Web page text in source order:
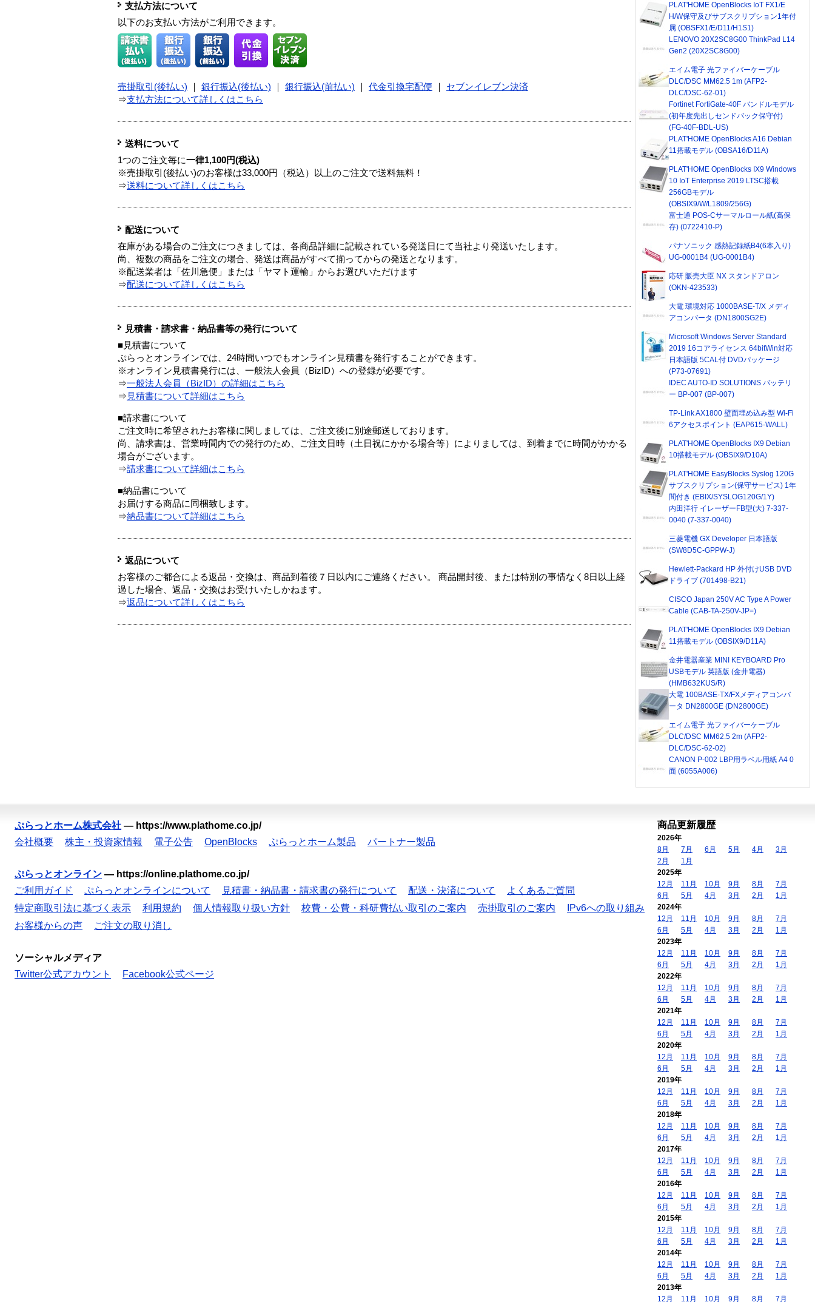
支払方法について
以下のお支払い方法がご利用できます。
売掛取引(後払い) 銀行振込(後払い) 銀行振込(前払い) 代金引換宅配便
セブンイレブン決済
⇒支払方法について詳しくはこちら
送料について
1つのご注文毎に一律1,100円(税込)
※売掛取引(後払い)のお客様は33,000円（税込）以上のご注文で送料無料！
⇒送料について詳しくはこちら
配送について
在庫がある場合のご注文につきましては、各商品詳細に記載されている発送日にて当社より発送いたします。
尚、複数の商品をご注文の場合、発送は商品がすべて揃ってからの発送となります。
※配送業者は「佐川急便」または「ヤマト運輸」からお選びいただけます
⇒配送について詳しくはこちら
見積書・請求書・納品書等の発行について
■見積書について
ぷらっとオンラインでは、24時間いつでもオンライン見積書を発行することができます。
※オンライン見積書発行には、一般法人会員（BizID）への登録が必要です。
⇒一般法人会員（BizID）の詳細はこちら
⇒ 見積書について詳細はこちら
■請求書について
ご注文時に希望されたお客様に関しましては、ご注文後に別途郵送しております。
尚、請求書は、営業時間内での発行のため、ご注文日時（土日祝にかかる場合等）によりましては、到着までに時間がかかる
場合がございます。
⇒請求書について詳細はこちら
■納品書について
お届けする商品に同梱致します。
⇒納品書について詳細はこちら
返品について
お客様のご都合による返品・交換は、商品到着後７日以内にご連絡ください。 商品開封後、または特別の事情なく8日以上経
過した場合、返品・交換はお受けいたしかねます。
⇒返品について詳しくはこちら
PLAT'HOME OpenBlocks IoT FX1/E
H/W保守及びサブスクリプション1年付
属 (OBSFX1/E/D11/H1S1)
LENOVO 20X2SC8G00 ThinkPad L14
Gen2 (20X2SC8G00)
エイム電子 光ファイバーケーブル
DLC/DSC MM62.5 1m (AFP2-
DLC/DSC-62-01)
Fortinet FortiGate-40F バンドルモデル
(初年度先出しセンドバック保守付)
(FG-40F-BDL-US)
PLAT'HOME OpenBlocks A16 Debian
11搭載モデル (OBSA16/D11A)
PLAT'HOME OpenBlocks IX9 Windows
10 IoT Enterprise 2019 LTSC搭載
256GBモデル
(OBSIX9/W/L1809/256G)
富士通 POS-Cサーマルロール紙(高保
存) (0722410-P)
パナソニック 感熱記録紙B4(6本入り)
UG-0001B4 (UG-0001B4)
応研 販売大臣 NX スタンドアロン
(OKN-423533)
大電 環境対応 1000BASE-T/X メディ
アコンバータ (DN1800SG2E)
Microsoft Windows Server Standard
2019 16コアライセンス 64bitWin対応
日本語版 5CAL付 DVDパッケージ
(P73-07691)
IDEC AUTO-ID SOLUTIONS バッテリ
ー BP-007 (BP-007)
TP-Link AX1800 壁面埋め込み型 Wi-Fi
6アクセスポイント (EAP615-WALL)
PLAT'HOME OpenBlocks IX9 Debian
10搭載モデル (OBSIX9/D10A)
PLAT'HOME EasyBlocks Syslog 120G
サブスクリプション(保守サービス) 1年
間付き (EBIX/SYSLOG120G/1Y)
内田洋行 イレーザーFB型(大) 7-337-
0040 (7-337-0040)
三菱電機 GX Developer 日本語版
(SW8D5C-GPPW-J)
Hewlett-Packard HP 外付けUSB DVD
ドライブ (701498-B21)
CISCO Japan 250V AC Type A Power
Cable (CAB-TA-250V-JP=)
PLAT'HOME OpenBlocks IX9 Debian
11搭載モデル (OBSIX9/D11A)
金井電器産業 MINI KEYBOARD Pro
USBモデル 英語版 (金井電器)
(HMB632KUS/R)
大電 100BASE-TX/FXメディアコンバ
ータ DN2800GE (DN2800GE)
エイム電子 光ファイバーケーブル
DLC/DSC MM62.5 2m (AFP2-
DLC/DSC-62-02)
CANON P-002 LBP用ラベル用紙 A4 0
面 (6055A006)
ぷらっとホーム株式会社 — https://www.plathome.co.jp/
会社概要
株主・投資家情報 電子公告 OpenBlocks ぷらっとホーム製品 パートナー製品
ぷらっとオンライン — https://online.plathome.co.jp/
ご利用ガイド
ぷらっとオンラインについて 見積書・納品書・請求書の発行について 配送・決済について
よくあるご質問
特定商取引法に基づく表示
利用規約 個人情報取り扱い方針 校費・公費・科研費払い取引のご案内 売掛取引のご案内
IPv6への取り組み
お客様からの声
ご注文の取り消し
ソーシャルメディア
Twitter公式アカウント
Facebook公式ページ
商品更新履歴
2026年
8月
7月 6月 5月 4月
3月
2月
1月
2025年
12月
11月 10月 9月 8月
7月
6月
5月 4月 3月 2月
1月
2024年
12月
11月 10月 9月 8月
7月
6月
5月 4月 3月 2月
1月
2023年
12月
11月 10月 9月 8月
7月
6月
5月 4月 3月 2月
1月
2022年
12月
11月 10月 9月 8月
7月
6月
5月 4月 3月 2月
1月
2021年
12月
11月 10月 9月 8月
7月
6月
5月 4月 3月 2月
1月
2020年
12月
11月 10月 9月 8月
7月
6月
5月 4月 3月 2月
1月
2019年
12月
11月 10月 9月 8月
7月
6月
5月 4月 3月 2月
1月
2018年
12月
11月 10月 9月 8月
7月
6月
5月 4月 3月 2月
1月
2017年
12月
11月 10月 9月 8月
7月
6月
5月 4月 3月 2月
1月
2016年
12月
11月 10月 9月 8月
7月
6月
5月 4月 3月 2月
1月
2015年
12月
11月 10月 9月 8月
7月
6月
5月 4月 3月 2月
1月
2014年
12月
11月 10月 9月 8月
7月
6月
5月 4月 3月 2月
1月
2013年
12月
11月 10月 9月 8月 7月